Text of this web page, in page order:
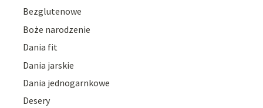
Bezglutenowe
Boże narodzenie
Dania fit
Dania jarskie
Dania jednogarnkowe
Desery